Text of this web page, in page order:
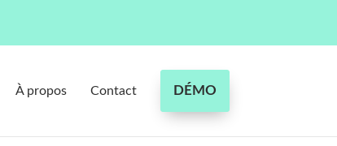
À propos Contact DÉMO